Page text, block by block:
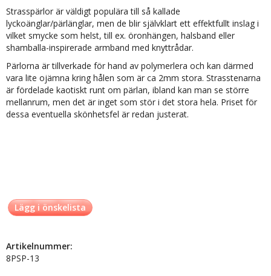
Strasspärlor är väldigt populära till så kallade
lyckoänglar/pärlänglar, men de blir självklart ett effektfullt inslag i
vilket smycke som helst, till ex. öronhängen, halsband eller
shamballa-inspirerade armband med knyttrådar.
Pärlorna är tillverkade för hand av polymerlera och kan därmed
vara lite ojämna kring hålen som är ca 2mm stora. Strasstenarna
är fördelade kaotiskt runt om pärlan, ibland kan man se större
mellanrum, men det är inget som stör i det stora hela. Priset för
dessa eventuella skönhetsfel är redan justerat.
Lägg i önskelista
Artikelnummer:
8PSP-13